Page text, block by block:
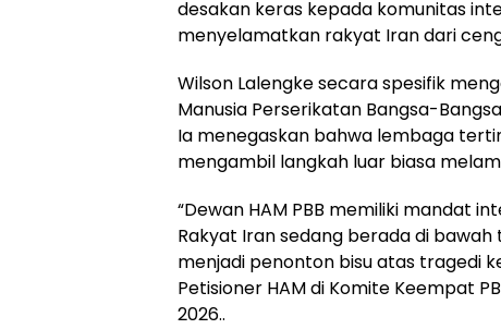
desakan keras kepada komunitas
menyelamatkan rakyat Iran dari
Wilson Lalengke secara spesifik
Manusia Perserikatan Bangsa-
Ia menegaskan bahwa lembaga
mengambil langkah luar biasa
“Dewan HAM PBB memiliki mandat
Rakyat Iran sedang berada di
menjadi penonton bisu atas tragedi
Petisioner HAM di Komite Keempat
2026..